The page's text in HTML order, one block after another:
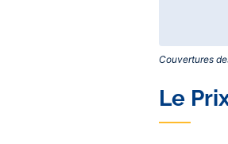
Couvertures
Contenu
central
Le